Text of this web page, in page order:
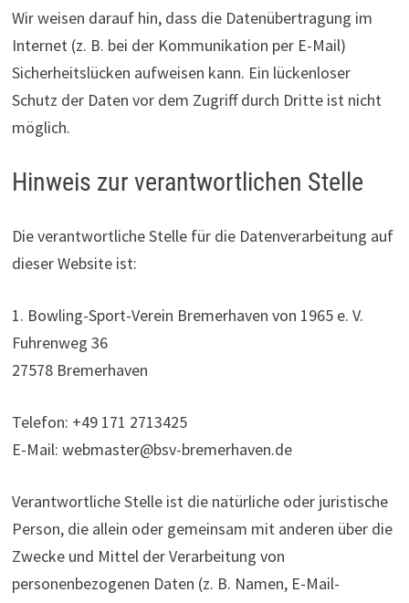
Wir weisen darauf hin, dass die Datenübertragung im
Internet (z. B. bei der Kommunikation per E-Mail)
Sicherheitslücken aufweisen kann. Ein lückenloser
Schutz der Daten vor dem Zugriff durch Dritte ist nicht
möglich.
Hinweis zur verantwortlichen Stelle
Die verantwortliche Stelle für die Datenverarbeitung auf
dieser Website ist:
1. Bowling-Sport-Verein Bremerhaven von 1965 e. V.
Fuhrenweg 36
27578 Bremerhaven
Telefon: +49 171 2713425
E-Mail: webmaster@bsv-bremerhaven.de
Verantwortliche Stelle ist die natürliche oder juristische
Person, die allein oder gemeinsam mit anderen über die
Zwecke und Mittel der Verarbeitung von
personenbezogenen Daten (z. B. Namen, E-Mail-